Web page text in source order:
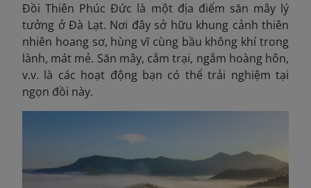
Đồi Thiên Phúc Đức là một địa điểm săn mây lý
tưởng ở Đà Lạt. Nơi đây sở hữu khung cảnh thiên
nhiên hoang sơ, hùng vĩ cùng bầu không khí trong
lành, mát mẻ. Săn mây, cắm trại, ngắm hoàng hôn,
v.v. là các hoạt động bạn có thể trải nghiệm tại
ngọn đồi này.